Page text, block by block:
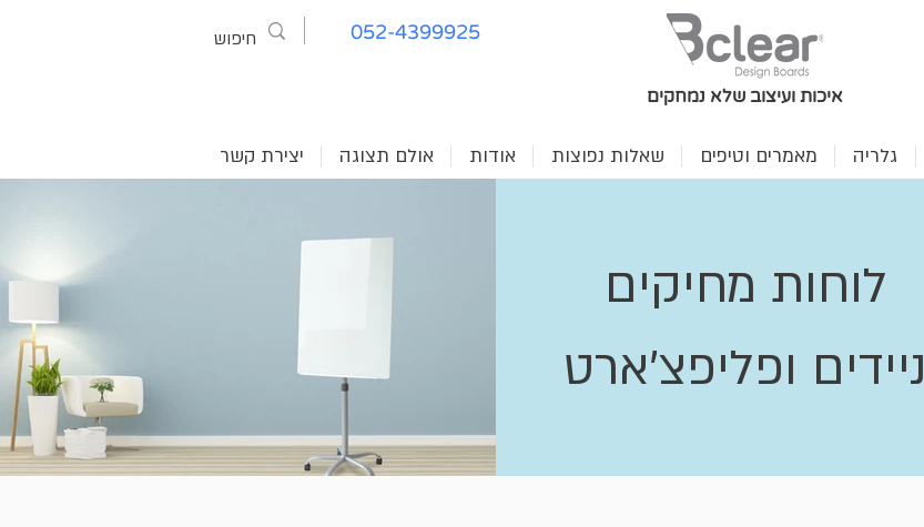
052-4399925
איכות ועיצוב שלא נמחקים
גלריה מאמרים וטיפים שאלות נפוצות אודות אולם תצוגה יצירת קשר
לוחות מחיקים
ניידים ופליפצ'ארט